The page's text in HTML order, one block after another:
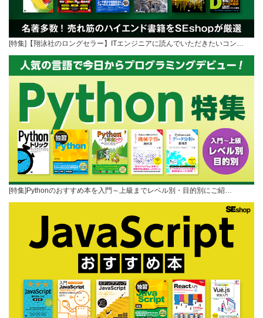
[特集]【翔泳社のロングセラー】ITエンジニアに読んでいただきたいコン…
[特集]Pythonのおすすめ本を入門～上級までレベル別・目的別にご紹…